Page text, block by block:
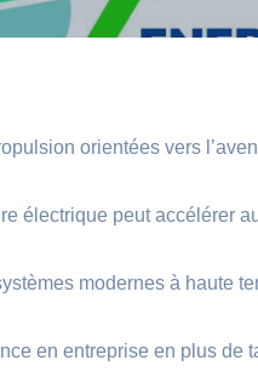
orientées vers
électrique peut accélérer
modernes à haute
en entreprise en plus de